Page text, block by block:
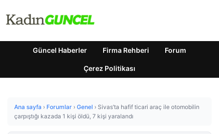
Güncel Haberler Firma Rehberi Forum
Çerez Politikası
Ana sayfa › Forumlar › Genel › Sivas’ta hafif ticari araç ile otomobilin
çarpıştığı kazada 1 kişi öldü, 7 kişi yaralandı